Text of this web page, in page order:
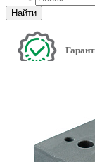
Найти